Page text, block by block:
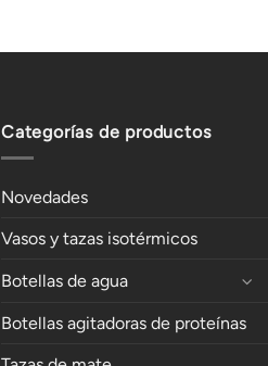
Categorías de productos
Novedades
Vasos y tazas isotérmicos
Botellas de agua
Botellas agitadoras de proteínas